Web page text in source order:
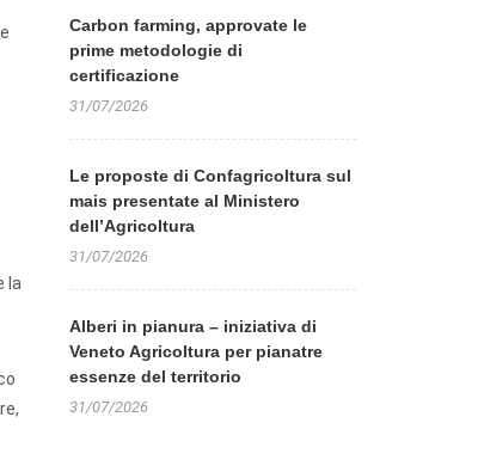
la
Carbon farming, approvate le
prime metodologie di
certificazione
31/07/2026
Le proposte di Confagricoltura sul
mais presentate al Ministero
dell’Agricoltura
31/07/2026
Alberi in pianura – iniziativa di
Veneto Agricoltura per pianatre
essenze del territorio
31/07/2026